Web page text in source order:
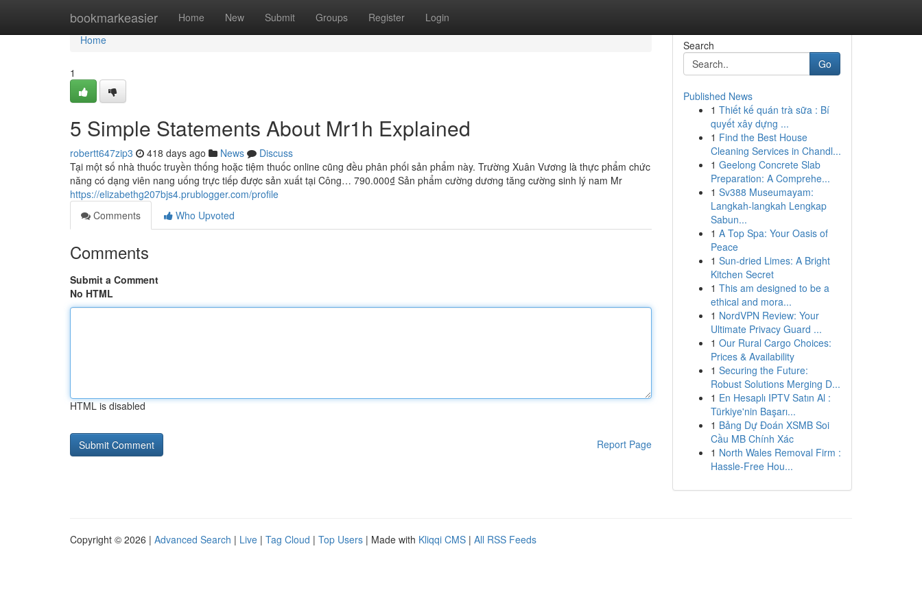
bookmarkeasier Home New Submit Groups Register Login
Home
Home
1
5 Simple Statements About Mr1h Explained
robertt647zip3 418 days ago News
Discuss
Tại một số nhà thuốc truyền thống hoặc tiệm thuốc online cũng đều phân phối sản phẩm này. Trường Xuân Vương là thực phẩm chức
năng có dạng viên nang uống trực tiếp được sản xuất tại Công… 790.000₫ Sản phẩm cường dương tăng cường sinh lý nam Mr
https://elizabethg207bjs4.prublogger.com/profile
Comments
Who Upvoted
Comments
Submit a Comment
No HTML
HTML is disabled
Report Page
Search
Go
Published News
1 Thiết kế quán trà sữa : Bí
quyết xây dựng ...
1 Find the Best House
Cleaning Services in Chandl...
1 Geelong Concrete Slab
Preparation: A Comprehe...
1 Sv388 Museumayam:
Langkah-langkah Lengkap
Sabun...
1 A Top Spa: Your Oasis of
Peace
1 Sun-dried Limes: A Bright
Kitchen Secret
1 This am designed to be a
ethical and mora...
1 NordVPN Review: Your
Ultimate Privacy Guard ...
1 Our Rural Cargo Choices:
Prices & Availability
1 Securing the Future:
Robust Solutions Merging D...
1 En Hesaplı IPTV Satın Al :
Türkiye'nin Başarı...
1 Bảng Dự Đoán XSMB Soi
Cầu MB Chính Xác
1 North Wales Removal Firm :
Hassle-Free Hou...
Copyright © 2026 | Advanced Search | Live | Tag Cloud | Top Users | Made with Kliqqi CMS | All RSS Feeds